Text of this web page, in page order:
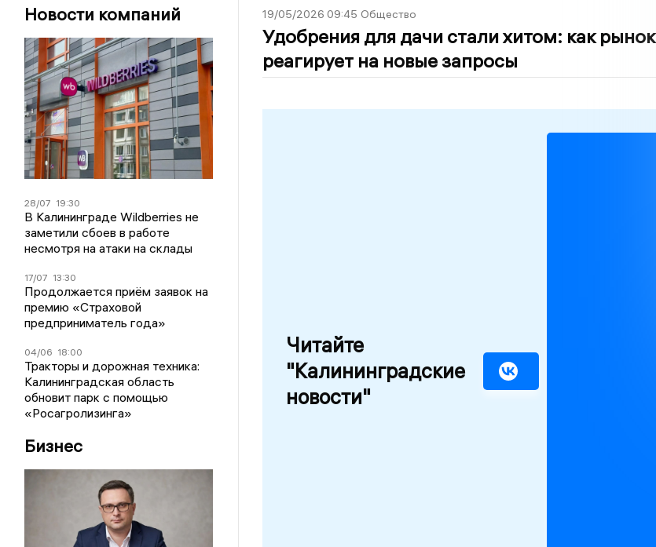
Новости компаний
28/07 19:30
В Калининграде Wildberries не
заметили сбоев в работе
несмотря на атаки на склады
17/07 13:30
Продолжается приём заявок на
премию «Страховой
предприниматель года»
04/06 18:00
Тракторы и дорожная техника:
Калининградская область
обновит парк с помощью
«Росагролизинга»
Бизнес
19/05/2026 09:45 Общество
Удобрения для дачи стали хитом: как рынок
реагирует на новые запросы
Читайте
"Калининградские
новости"